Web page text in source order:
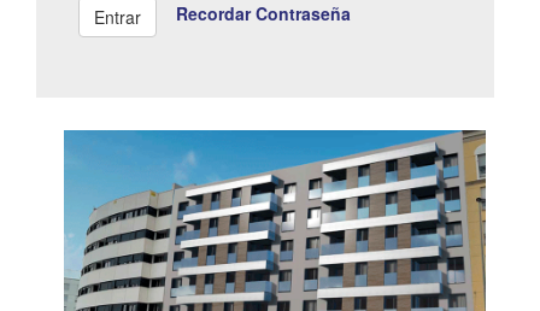
Recordar Contraseña